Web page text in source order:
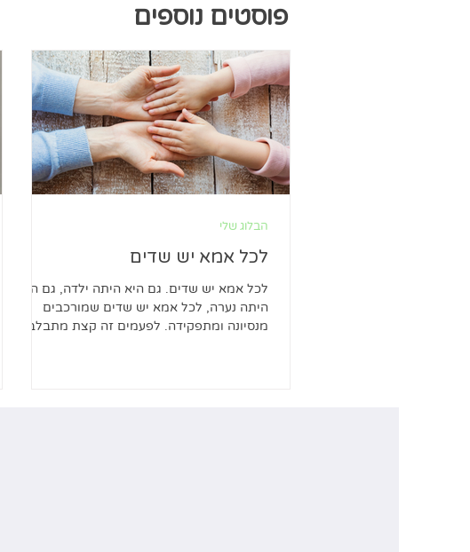
פוסטים נוספים
לכל אמא יש שדים
לכל אמא יש שדים. גם היא היתה ילדה, גם היא
היתה נערה, לכל אמא יש שדים שמורכבים
מנסיונה ומתפקידה. לפעמים זה קצת מתבלבל
הבלוג שלי